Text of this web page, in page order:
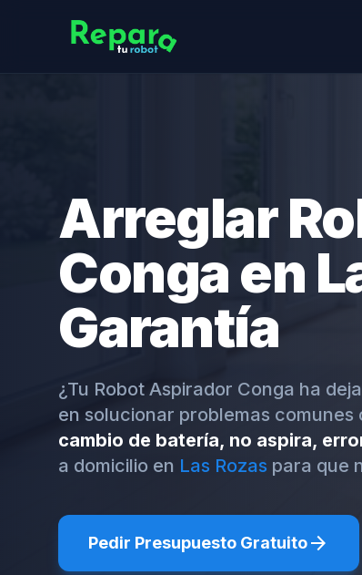
Arreglar
Conga en
Garantía
¿Tu Robot Aspirador Conga ha
en solucionar problemas comunes
cambio de batería, no aspira,
a domicilio en Las Rozas para que
Pedir Presupuesto Gratuitoarrow_forward